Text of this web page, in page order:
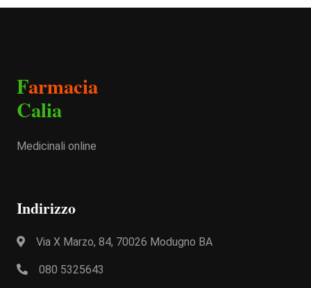
Farmacia
Calia
Medicinali online
Indirizzo
Via X Marzo, 84, 70026 Modugno BA
080 5325643